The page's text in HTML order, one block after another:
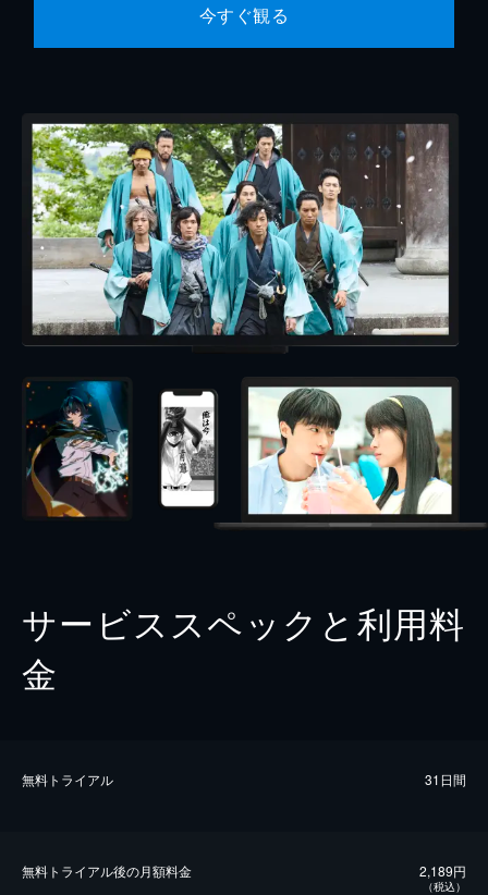
今すぐ観る
サービススペックと利用料
金
無料トライアル 31日間
無料トライアル後の⽉額料金 2,189円
（税込）